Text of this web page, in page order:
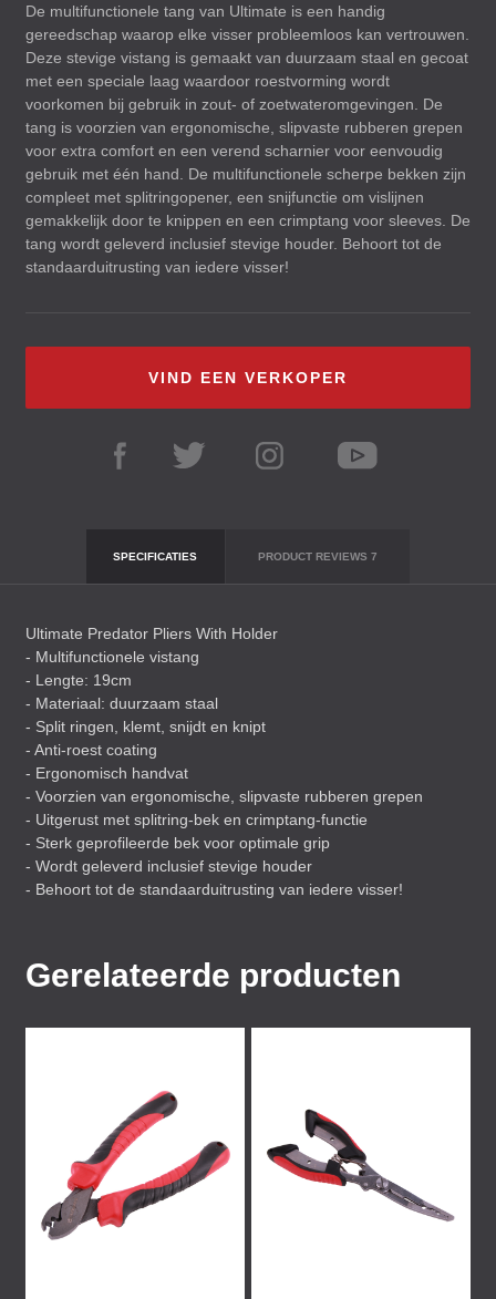
De multifunctionele tang van Ultimate is een handig
gereedschap waarop elke visser probleemloos kan vertrouwen.
Deze stevige vistang is gemaakt van duurzaam staal en gecoat
met een speciale laag waardoor roestvorming wordt
voorkomen bij gebruik in zout- of zoetwateromgevingen. De
tang is voorzien van ergonomische, slipvaste rubberen grepen
voor extra comfort en een verend scharnier voor eenvoudig
gebruik met één hand. De multifunctionele scherpe bekken zijn
compleet met splitringopener, een snijfunctie om vislijnen
gemakkelijk door te knippen en een crimptang voor sleeves. De
tang wordt geleverd inclusief stevige houder. Behoort tot de
standaarduitrusting van iedere visser!
VIND EEN VERKOPER
SPECIFICATIES PRODUCT REVIEWS 7
Ultimate Predator Pliers With Holder
- Multifunctionele vistang
- Lengte: 19cm
- Materiaal: duurzaam staal
- Split ringen, klemt, snijdt en knipt
- Anti-roest coating
- Ergonomisch handvat
- Voorzien van ergonomische, slipvaste rubberen grepen
- Uitgerust met splitring-bek en crimptang-functie
- Sterk geprofileerde bek voor optimale grip
- Wordt geleverd inclusief stevige houder
- Behoort tot de standaarduitrusting van iedere visser!
Gerelateerde producten